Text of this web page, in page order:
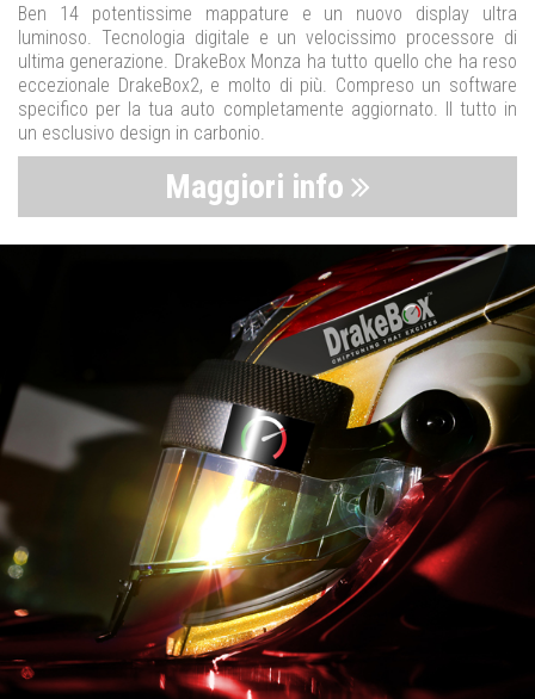
Ben 14 potentissime mappature e un nuovo display ultra
luminoso. Tecnologia digitale e un velocissimo processore di
ultima generazione. DrakeBox Monza ha tutto quello che ha reso
eccezionale DrakeBox2, e molto di più. Compreso un software
specifico per la tua auto completamente aggiornato. Il tutto in
un esclusivo design in carbonio.
Maggiori info